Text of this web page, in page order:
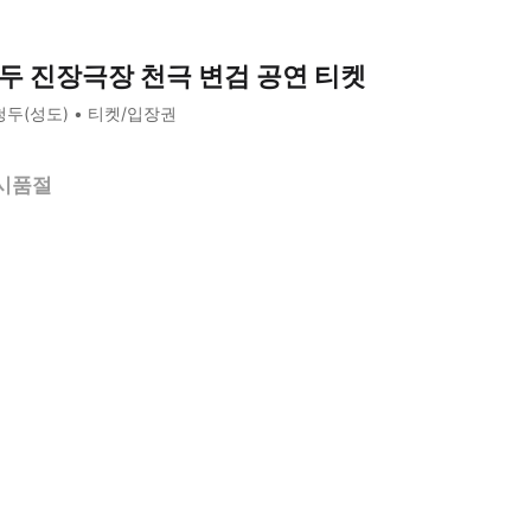
진장극장 천극 변검 공연 티켓
두(성도) 티켓/입장권
품절